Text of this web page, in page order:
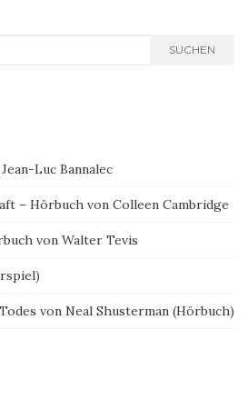
SUCHEN
Luc Bannalec
– Hörbuch von Colleen Cambridge
von Walter Tevis
von Neal Shusterman (Hörbuch)